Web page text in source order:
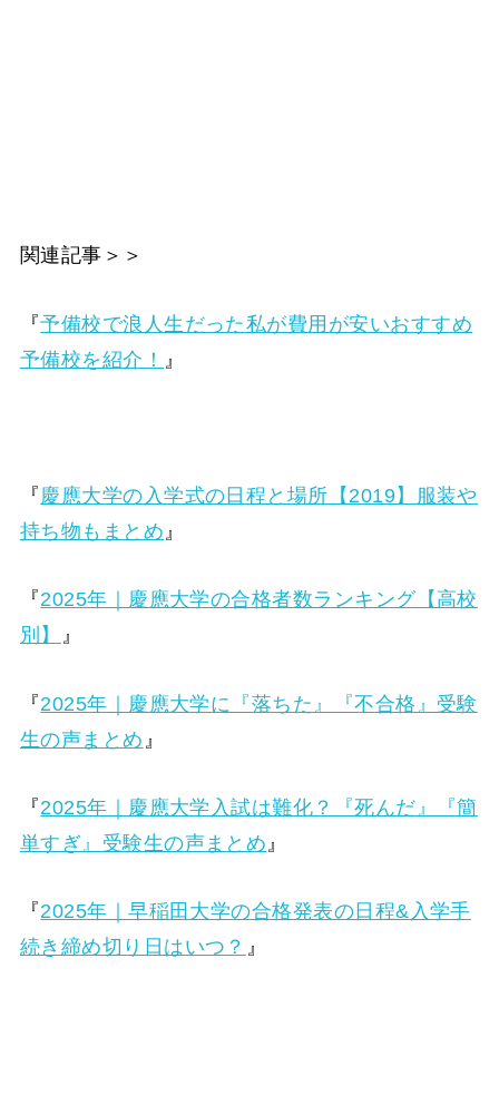
関連記事＞＞
『予備校で浪人生だった私が費用が安いおすすめ
予備校を紹介！
』
『慶應大学の入学式の日程と場所【2019】服装や
持ち物もまとめ 』
『2025年｜慶應大学の合格者数ランキング【高校
別】
』
『2025年｜慶應大学に『落ちた』『不合格』受験
生の声まとめ 』
『2025年｜慶應大学入試は難化？『死んだ』『簡
単すぎ』受験生の声まとめ 』
『2025年｜早稲田大学の合格発表の日程&入学手
続き締め切り日はいつ？ 』